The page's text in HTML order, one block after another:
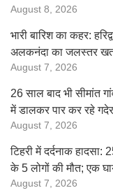
August 8, 2026
भारी बारिश का कहर:
अलकनंदा का जलस्तर
August 7, 2026
26 साल बाद भी सीमांत
में डालकर पार कर रहे
August 7, 2026
टिहरी में दर्दनाक हादसा:
के 5 लोगों की मौत; एक
August 7, 2026